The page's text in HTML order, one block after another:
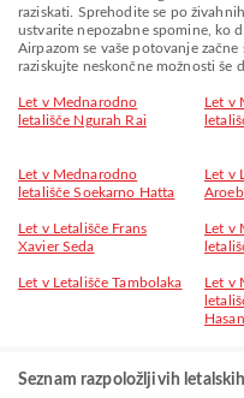
raziskati. Sprehodite se po
ustvarite nepozabne spomine, ko
Airpazom se vaše potovanje
raziskujte neskončne možnosti še
Let v Mednarodno
letališče Ngurah Rai
Let v
Let v Mednarodno
letališče Soekarno Hatta
Let v
Let v Letališče Frans
Xavier Seda
Let v
Let v Letališče Tambolaka
Let v
Seznam razpoložljivih